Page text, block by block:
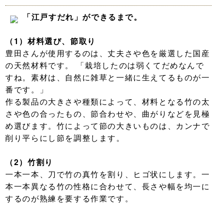
「江戸すだれ」ができるまで。
（1）材料選び、節取り
豊田さんが使用するのは、丈夫さや色を厳選した国産
の天然材料です。 「栽培したのは弱くてだめなんで
すね。素材は、自然に雑草と一緒に生えてるものが一
番です。」
作る製品の大きさや種類によって、材料となる竹の太
さや色の合ったもの、節合わせや、曲がりなどを見極
め選びます。竹によって節の大きいものは、カンナで
削り平らにし節を調整します。
（2）竹割り
一本一本、刀で竹の真竹を割り、ヒゴ状にします。一
本一本異なる竹の性格に合わせて、長さや幅を均一に
するのが熟練を要する作業です。